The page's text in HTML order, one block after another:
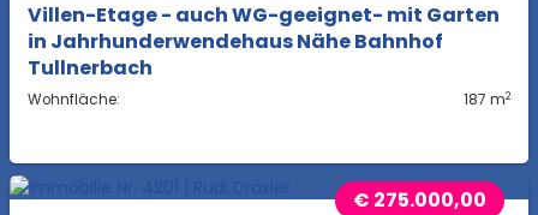
Villen-Etage - auch WG-geeignet- mit Garten
in Jahrhunderwendehaus Nähe Bahnhof
Tullnerbach
Wohnfläche: 187 m2
€ 275.000,00